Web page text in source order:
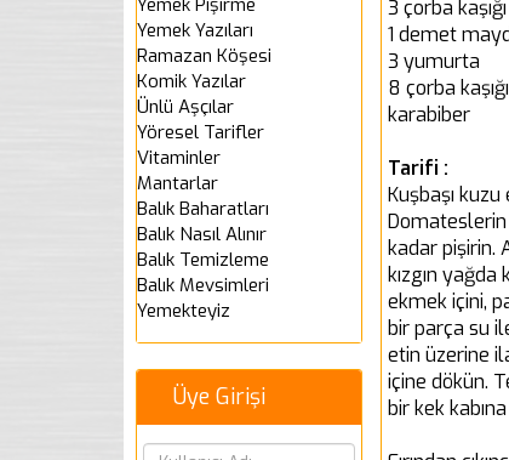
3 çorba
1 demet
3 yumurta
8 çorba
karabiber
Tarifi :
Kuşbaşı kuzu
Domateslerin
kadar pişirin.
kızgın
ekmek içini,
bir parça su
etin üzerine
içine dökün.
bir kek
Yemek Yazıları
Ramazan Köşesi
Komik Yazılar
Ünlü Aşçılar
Yöresel Tarifler
Vitaminler
Mantarlar
Balık Baharatları
Balık Nasıl Alınır
Balık Temizleme
Balık Mevsimleri
Yemekteyiz
Üye Girişi